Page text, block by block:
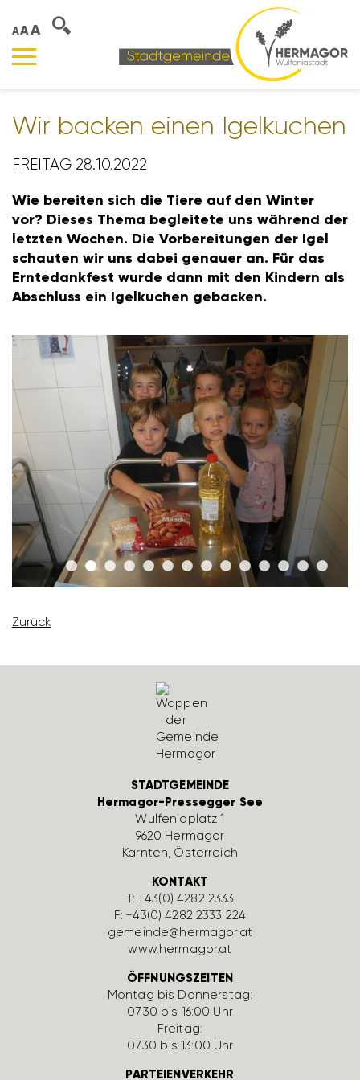
AAA
Wir backen einen Igel­ku­chen
FREITAG 28.10.2022
Wie bereiten sich die Tiere auf den Winter
vor? Dieses Thema beglei­tete uns während der
letzten Wochen. Die Vorbe­rei­tungen der Igel
schauten wir uns dabei genauer an. Für das
Ernte­dank­fest wurde dann mit den Kindern als
Abschluss ein Igel­ku­chen geba­cken.
Zurück
STADTGEMEINDE
Hermagor-Pressegger See
Wulfe­nia­platz 1
9620 Hermagor
Kärnten, Öster­reich
KONTAKT
T:+43(0) 4282 2333
F: +43(0) 4282 2333 224
gemeinde@hermagor.at
www.hermagor.at
ÖFFNUNGSZEITEN
Montag bis Donnerstag:
07:30 bis 16:00 Uhr
Freitag:
07:30 bis 13:00 Uhr
PARTEIENVERKEHR